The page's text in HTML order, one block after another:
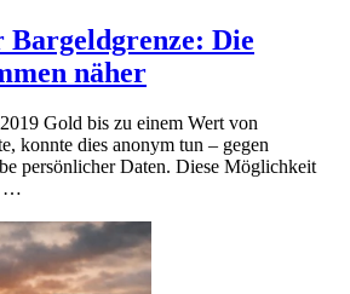
Bargeldgrenze: Die
näher
Gold bis zu einem Wert von
konnte dies anonym tun – gegen
persönlicher Daten. Diese Möglichkeit
…